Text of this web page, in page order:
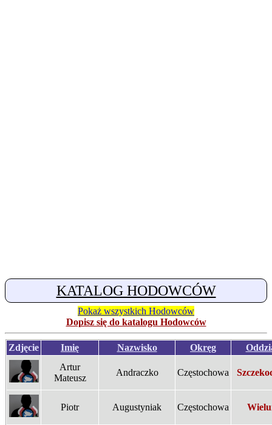
KATALOG HODOWCÓW
Pokaż wszystkich Hodowców
Dopisz się do katalogu Hodowców
Zdjęcie Imię Nazwisko Okręg
Artur
Mateusz
Andraczko Częstochowa
Piotr Augustyniak Częstochowa